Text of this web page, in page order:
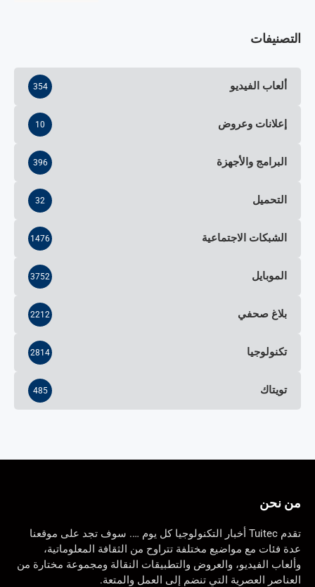
التصنيفات
ألعاب الفيديو 354
إعلانات وعروض 10
البرامج والأجهزة 396
التحميل 32
الشبكات الاجتماعية 1476
الموبايل 3752
بلاغ صحفي 2212
تكنولوجيا 2814
تويتاك 485
من نحن
تقدم Tuitec أخبار التكنولوجيا كل يوم …. سوف تجد على موقعنا
عدة فئات مع مواضيع مختلفة تتراوح من الثقافة المعلوماتية،
وألعاب الفيديو، والعروض والتطبيقات النقالة ومجموعة مختارة من
العناصر العصرية التي تنضم إلى العمل والمتعة.